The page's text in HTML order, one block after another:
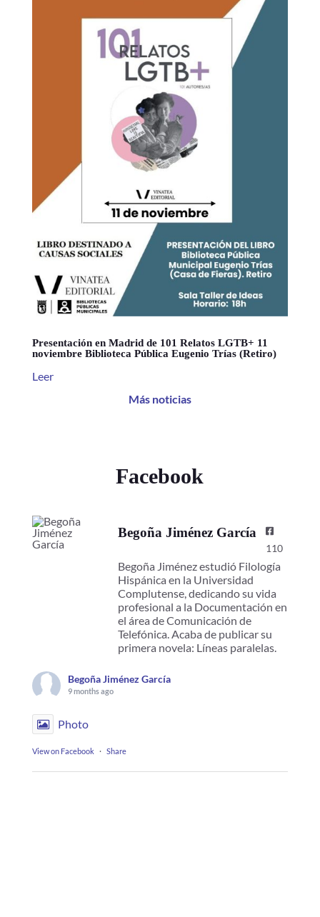
Presentación en Madrid de 101 Relatos LGTB+ 11
noviembre Biblioteca Pública Eugenio Trías (Retiro)
Leer
Más noticias
Facebook
Begoña Jiménez García
110
Begoña Jiménez estudió Filología
Hispánica en la Universidad
Complutense, dedicando su vida
profesional a la Documentación en
el área de Comunicación de
Telefónica. Acaba de publicar su
primera novela: Líneas paralelas.
Begoña Jiménez García
9 months ago
Photo
View on Facebook · Share